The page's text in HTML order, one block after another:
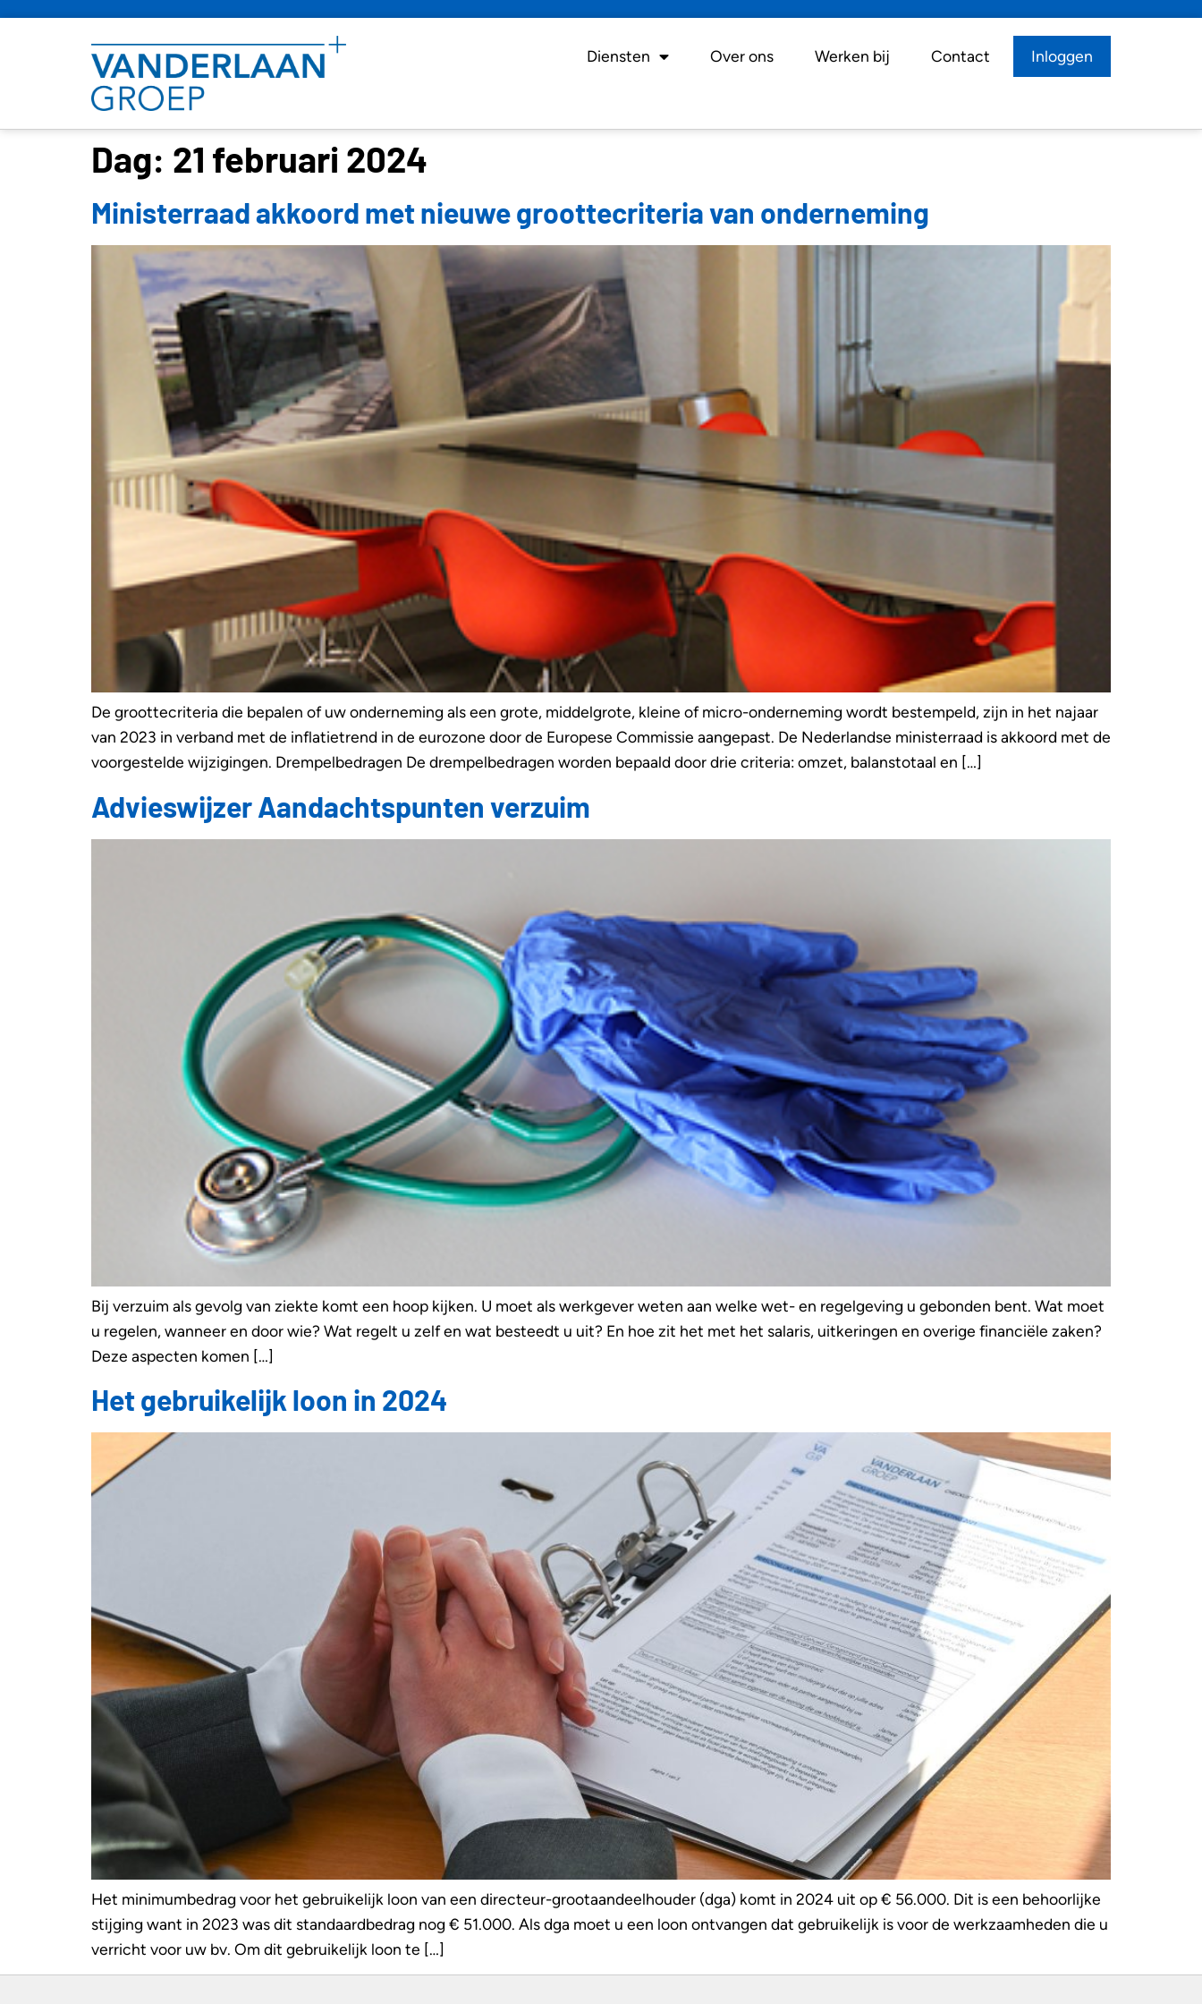
Diensten Over ons Werken bij Contact Inloggen
Dag: 21 februari 2024
Ministerraad akkoord met nieuwe groottecriteria van onderneming
De groottecriteria die bepalen of uw onderneming als een grote, middelgrote, kleine of micro-onderneming wordt bestempeld, zijn in het najaar
van 2023 in verband met de inflatietrend in de eurozone door de Europese Commissie aangepast. De Nederlandse ministerraad is akkoord met de
voorgestelde wijzigingen. Drempelbedragen De drempelbedragen worden bepaald door drie criteria: omzet, balanstotaal en […]
Advieswijzer Aandachtspunten verzuim
Bij verzuim als gevolg van ziekte komt een hoop kijken. U moet als werkgever weten aan welke wet- en regelgeving u gebonden bent. Wat moet
u regelen, wanneer en door wie? Wat regelt u zelf en wat besteedt u uit? En hoe zit het met het salaris, uitkeringen en overige financiële zaken?
Deze aspecten komen […]
Het gebruikelijk loon in 2024
Het minimumbedrag voor het gebruikelijk loon van een directeur-grootaandeelhouder (dga) komt in 2024 uit op € 56.000. Dit is een behoorlijke
stijging want in 2023 was dit standaardbedrag nog € 51.000. Als dga moet u een loon ontvangen dat gebruikelijk is voor de werkzaamheden die u
verricht voor uw bv. Om dit gebruikelijk loon te […]